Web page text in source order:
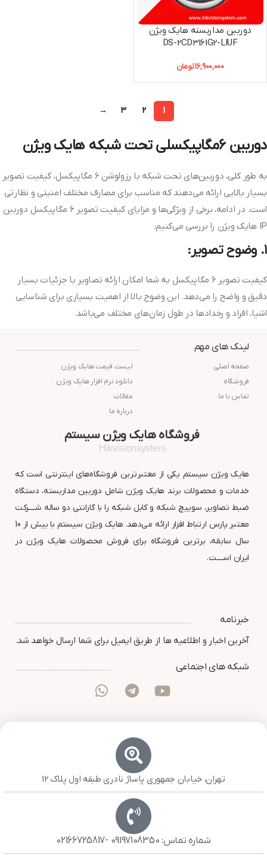
دوربین مداربسته هایک ویژن
DS-2CD3161G2-LIUF
16,900,000تومان
1
2
3
→
دوربین 6مگاپیکسلی تحت شبکه هایک ویژن
به طور کلی، دوربین‌های تحت شبکه با رزولوشن 6 مگاپیکسل، کیفیت تصویر
بسیار بالایی ارائه می‌دهند که مناسب برای مصارف مختلف امنیتی و نظارتی
است. در ادامه، برخی از ویژگی‌ها و مزایای کیفیت تصویر 6 مگاپیکسل دوربین
IP هایک ویژن را بررسی می‌کنیم:
۱. وضوح تصویر:
کیفیت تصویر 6 مگاپیکسل به شما امکان ارائه تصاویر با جزئیات بسیار
دقیق و واضح را می‌دهد. این وضوح بالا از اهمیت بسیاری برای شناسایی
اشیا، افراد و رخدادها در طول زمان‌های مختلف می‌باشد.
لینک های مهم
صفحه اصلی
فروشگاه
تماس با ما
لیست قیمت هایک ویژن
دانلود نرم افزار هایک ویژن
مقالات
درباره ما
فروشگاه هایک ویژن سیستم
Hikvisionsystem
هایک ویژن سیستم یکی از معتبرترین فروشگاه‌های اینترنتی است که
خدمات و محصولات برند هایک ویژن شامل دوربین مداربسته، دستگاه
ضبط تصاویر، سوییچ شبکه و کابل شبکه را با گارانتی دو ساله شــــرکت
معتبر پارس ارتباط افزار ارائه می‌دهد. هایک ویژن سیستم با بیش از 10
سال سابقه، برترین فروشگاه برای فروش محصولات هایک ویژن در
ایران اســــت.
خبرنامه
آخرین اخبار و اطلاعیه ها از طریق ایمیل برای شما ارسال خواهد شد.
شبکه های اجتماعی
تهران، خیابان جمهوری پاساژ نادری طبقه اول پلاک 12
شماره تماس: 09197108350 -02166725817